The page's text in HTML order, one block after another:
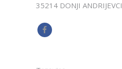
35214 DONJI ANDRIJEVCI